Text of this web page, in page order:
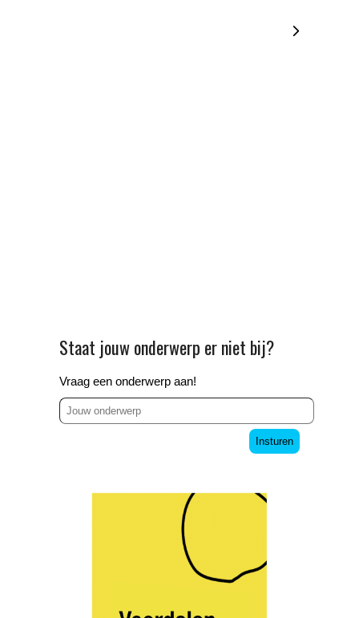
Staat jouw onderwerp er niet bij?
Vraag een onderwerp aan!
Insturen